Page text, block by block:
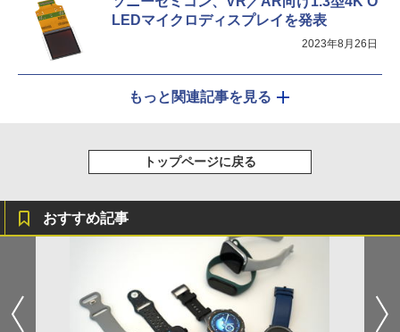
LEDマイクロディスプレイを発表
2023年8月26日
もっと関連記事を見る
トップページに戻る
おすすめ記事